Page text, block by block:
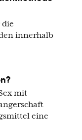
die
innerhalb
mit
eine